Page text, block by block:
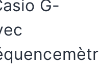
G-